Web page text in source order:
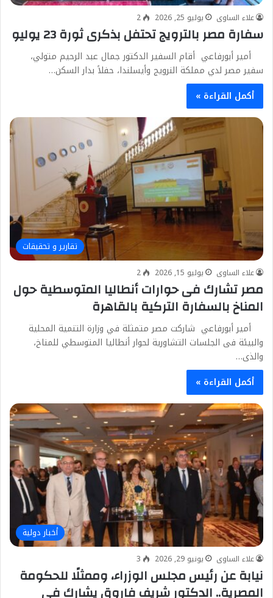
علاء الساوى يوليو 25, 2026 2
سفارة مصر بالترويج تحتفل بذكرى ثورة 23 يوليو
أمير أبورفاعي أقام السفير الدكتور جمال عبد الرحيم متولي،
سفير مصر لدي مملكة النرويج وأيسلندا، حفلاً بدار السكن…
أكمل القراءة »
تقارير و تحقيقات
علاء الساوى يوليو 15, 2026 2
مصر تشارك فى حوارات أنطاليا المتوسطية حول
المناخ بالسفارة التركية بالقاهرة
أمير أبورفاعي شاركت مصر متمثلة في وزارة التنمية المحلية
والبيئة فى الجلسات التشاورية لحوار أنطاليا المتوسطي للمناخ،
والذى…
أكمل القراءة »
أخبار دولية
علاء الساوى يونيو 29, 2026 3
نيابة عن رئيس مجلس الوزراء، وممثلًا للحكومة
المصرية.. الدكتور شريف فاروق يشارك في